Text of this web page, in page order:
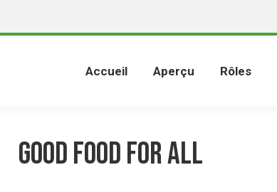
Accueil Aperçu Rôles
Good Food For All